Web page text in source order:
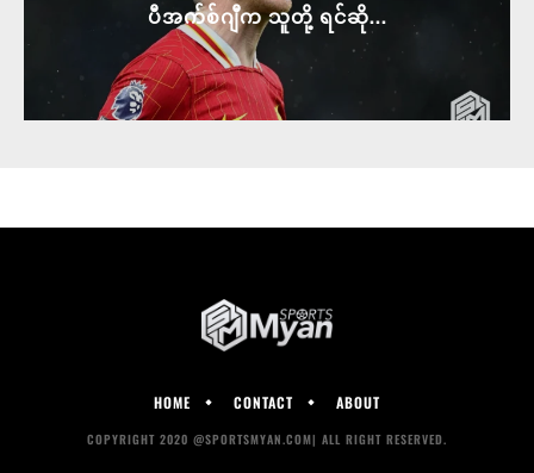
ပီအက်စ်ဂျီက သူတို့ ရင်ဆို...
HOME CONTACT ABOUT
COPYRIGHT 2020 @SPORTSMYAN.COM| ALL RIGHT RESERVED.